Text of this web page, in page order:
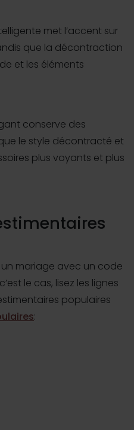
met l’accent sur
que la décontraction
et les éléments
conserve des
le style décontracté et
plus voyants et plus
mariage avec un code
le cas, lisez les lignes
populaires
: